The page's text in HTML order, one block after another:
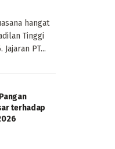
hangat
Tinggi
PT...
terhadap